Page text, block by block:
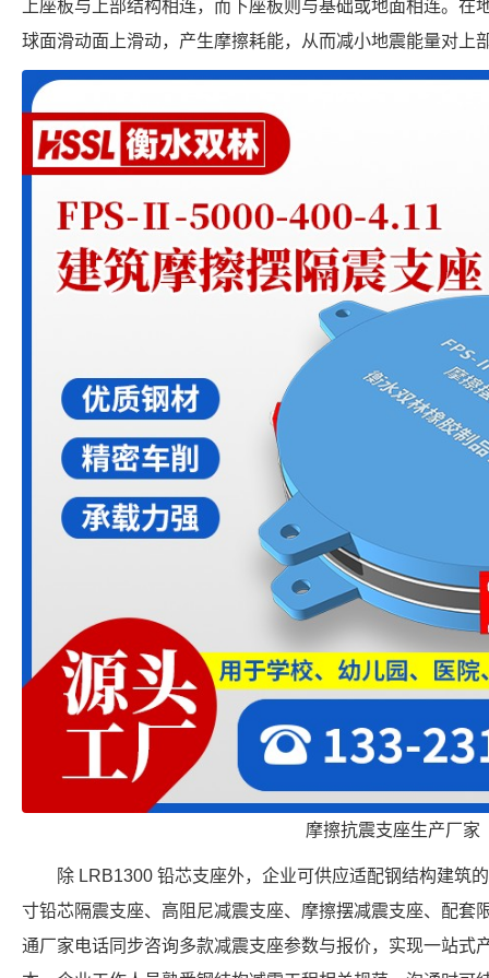
上座板与上部结构相连，而下座板则与基础或地面相连。在
球面滑动面上滑动，产生摩擦耗能，从而减小地震能量对上
摩擦抗震支座生产厂家
除 LRB1300 铅芯支座外，企业可供应适配钢结构建筑
寸铅芯隔震支座、高阻尼减震支座、摩擦摆减震支座、配套
通厂家电话同步咨询多款减震支座参数与报价，实现一站式